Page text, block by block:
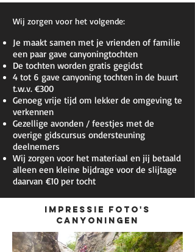
Wij zorgen voor het volgende:
Je maakt samen met je vrienden of familie
een paar gave canyoningtochten
De tochten worden gratis gegidst
4 tot 6 gave canyoning tochten in de buurt
t.w.v. €300
Genoeg vrije tijd om lekker de omgeving te
verkennen
Gezellige avonden / feestjes met de
overige gidscursus ondersteuning
deelnemers
Wij zorgen voor het materiaal en jij betaald
alleen een kleine bijdrage voor de slijtage
daarvan €10 per tocht
IMPRESSIE FOTO'S
CANYONINGEN